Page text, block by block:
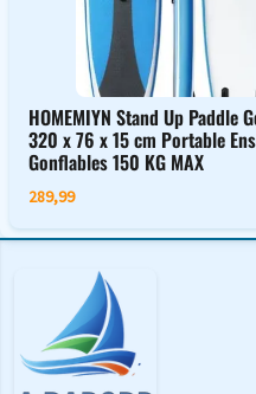
HOMEMIYN Stand Up
320 x 76 x 15 cm Portable
Gonflables 150 KG MAX
289,99